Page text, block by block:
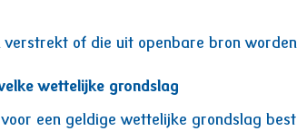
of die uit openbare bron
wettelijke grondslag
een geldige wettelijke grondslag